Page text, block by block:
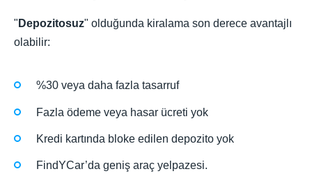
" Depozitosuz" olduğunda kiralama son derece avantajlı
olabilir:
%30 veya daha fazla tasarruf
Fazla ödeme veya hasar ücreti yok
Kredi kartında bloke edilen depozito yok
FindYCar’da geniş araç yelpazesi.